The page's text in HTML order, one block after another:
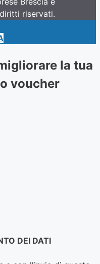
riservati.
la tua
voucher
DEI DATI